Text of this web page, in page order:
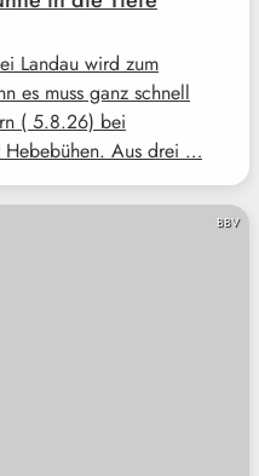
Landau wird zum
es muss ganz schnell
( 5.8.26) bei
Hebebühen. Aus drei …
BBV